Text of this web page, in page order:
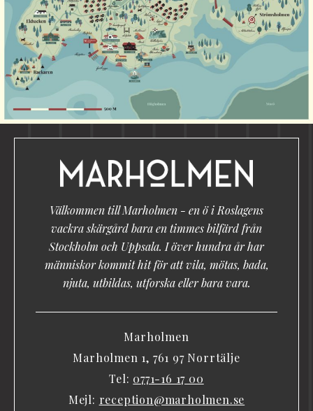
Välkommen till Marholmen - en ö i Roslagens
vackra skärgård bara en timmes bilfärd från
Stockholm och Uppsala. I över hundra år har
människor kommit hit för att vila, mötas, bada,
njuta, utbildas, utforska eller bara vara.
Marholmen
Marholmen 1, 761 97 Norrtälje
Tel: 0771-16 17 00
Mejl: reception@marholmen.se